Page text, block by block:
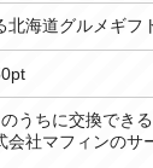
北海道グルメギフ
うちに交換でき
社マフィンのサ